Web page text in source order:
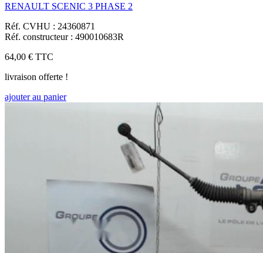
RENAULT SCENIC 3 PHASE 2
Réf. CVHU : 24360871
Réf. constructeur : 490010683R
64,00 € TTC
livraison offerte !
ajouter au panier